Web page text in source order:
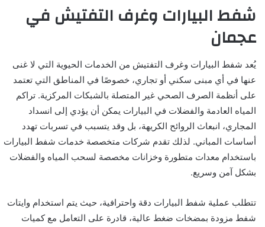
شفط البيارات وغرف التفتيش في
عجمان
يُعد شفط البيارات وغرف التفتيش من الخدمات الحيوية التي لا غنى
عنها في أي مبنى سكني أو تجاري، خصوصًا في المناطق التي تعتمد
على أنظمة الصرف الصحي غير المتصلة بالشبكات المركزية. تراكم
المياه العادمة والفضلات في البيارات يمكن أن يؤدي إلى انسداد
المجاري، انبعاث الروائح الكريهة، بل وقد يتسبب في تسربات تهدد
أساسات المباني. لذلك تقدم شركات متخصصة خدمات شفط البيارات
باستخدام معدات متطورة وخزانات مخصصة لسحب المياه والفضلات
بشكل آمن وسريع.
تتطلب عملية شفط البيارات دقة واحترافية، حيث يتم استخدام وايتات
شفط مزودة بمضخات ضغط عالية، قادرة على التعامل مع كميات